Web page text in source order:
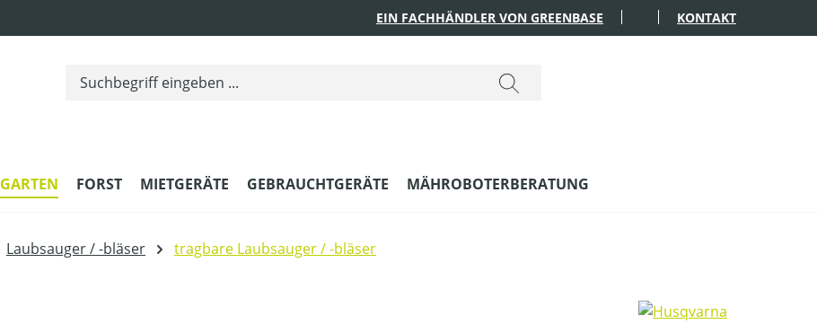
EIN FACHHÄNDLER VON GREENBASE KONTAKT
GARTEN FORST MIETGERÄTE GEBRAUCHTGERÄTE MÄHROBOTERBERATUNG
Laubsauger / -bläser tragbare Laubsauger / -bläser